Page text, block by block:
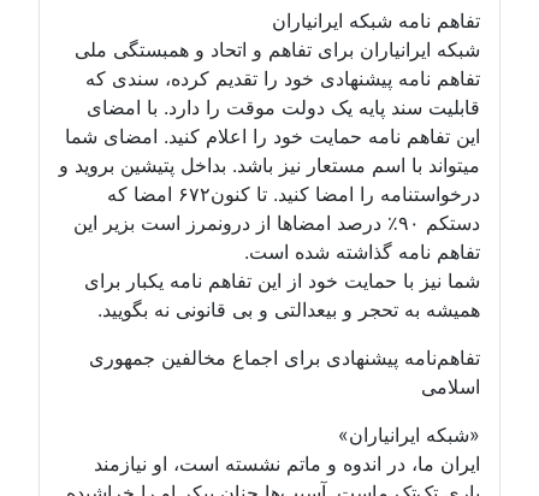
تفاهم نامه شبکه ایرانیاران
شبکه ایرانیاران برای تفاهم و اتحاد و همبستگی ملی
تفاهم نامه پیشنهادی خود را تقدیم کرده، سندی که
قابلیت سند پایه یک دولت موقت را دارد. با امضای
این تفاهم نامه حمایت خود را اعلام کنید. امضای شما
میتواند با اسم مستعار نیز باشد. بداخل پتیشین بروید و
درخواستنامه را امضا کنید. تا کنون۶۷۲ امضا که
دستکم ۹۰٪ درصد امضاها از درونمرز است بزیر این
تفاهم نامه گذاشته شده است.
شما نیز با حمایت خود از این تفاهم نامه یکبار برای
همیشه به تحجر و بیعدالتی و بی قانونی نه بگویید.
تفاهم‌نامه پیشنهادی برای اجماع مخالفین جمهوری
اسلامی
«شبکه ایرانیاران»
ایران ما، در اندوه و ماتم نشسته است، او نیازمند